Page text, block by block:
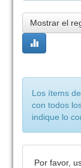
Mostrar el
Los ítems
con todos
indique lo
Por favor,